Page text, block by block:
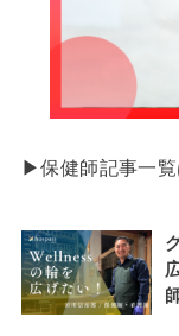
▶︎保健師記事一覧